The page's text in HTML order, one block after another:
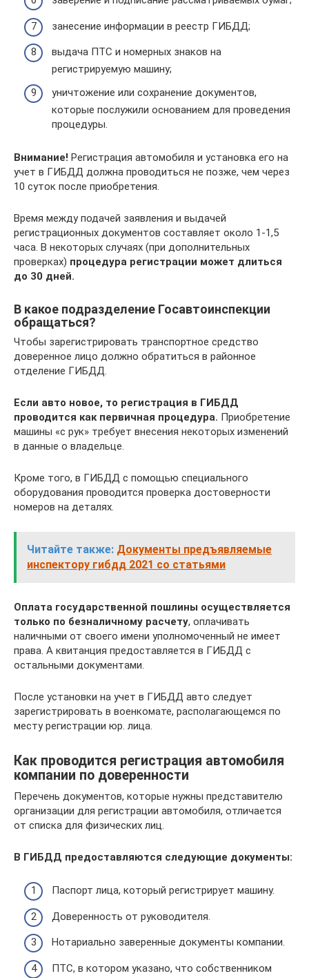
занесение информации в реестр ГИБДД;
выдача ПТС и номерных знаков на
регистрируемую машину;
уничтожение или сохранение документов,
которые послужили основанием для проведения
процедуры.
Внимание! Регистрация автомобиля и установка его на
учет в ГИБДД должна проводиться не позже, чем через
10 суток после приобретения.
Время между подачей заявления и выдачей
регистрационных документов составляет около 1-1,5
часа. В некоторых случаях (при дополнительных
проверках) процедура регистрации может длиться
до 30 дней.
В какое подразделение Госавтоинспекции
обращаться?
Чтобы зарегистрировать транспортное средство
доверенное лицо должно обратиться в районное
отделение ГИБДД.
Если авто новое, то регистрация в ГИБДД
проводится как первичная процедура. Приобретение
машины «с рук» требует внесения некоторых изменений
в данные о владельце.
Кроме того, в ГИБДД с помощью специального
оборудования проводится проверка достоверности
номеров на деталях.
Читайте также: Документы предъявляемые
инспектору гибдд 2021 со статьями
Оплата государственной пошлины осуществляется
только по безналичному расчету, оплачивать
наличными от своего имени уполномоченный не имеет
права. А квитанция предоставляется в ГИБДД с
остальными документами.
После установки на учет в ГИБДД авто следует
зарегистрировать в военкомате, располагающемся по
месту регистрации юр. лица.
Как проводится регистрация автомобиля
компании по доверенности
Перечень документов, которые нужны представителю
организации для регистрации автомобиля, отличается
от списка для физических лиц.
В ГИБДД предоставляются следующие документы:
Паспорт лица, который регистрирует машину.
Доверенность от руководителя.
Нотариально заверенные документы компании.
ПТС, в котором указано, что собственником